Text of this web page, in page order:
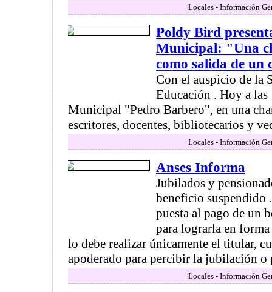
Locales - Información
Poldy Bird
Municipal: "Una
como salida de un
Con el auspicio de la
Educación . Hoy a las
Municipal "Pedro Barbero", en una
escritores, docentes, bibliotecarios y
Locales - Información
Anses Informa
Jubilados y
beneficio suspendido
puesta al pago de un
para lograrla en
lo debe realizar únicamente el titular,
apoderado para percibir la jubilación o
Locales - Información